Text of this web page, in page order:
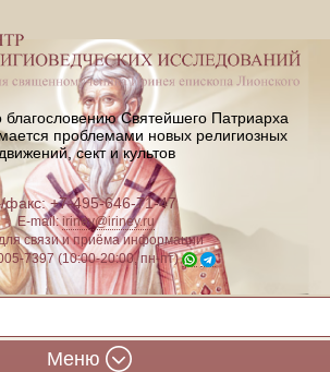
благословению Святейшего Патриарха
проблемами новых религиозных
сект и культов
факс: +7-495-646-71-47
E-mail:iriney@iriney.ru
связи и приёма информации
7397 (10:00-20:00, пн-пт)
Меню